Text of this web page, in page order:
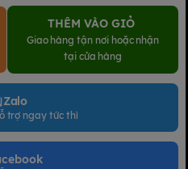
THÊM VÀO GIỎ
Giao hàng tận nơi hoặc nhận
tại cửa hàng
Zalo
trợ ngay tức thì